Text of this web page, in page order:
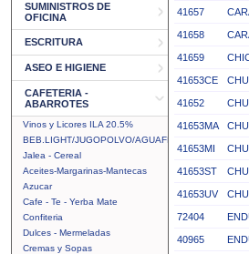
SUMINISTROS DE
OFICINA
ESCRITURA
ASEO E HIGIENE
CAFETERIA -
ABARROTES
Vinos y Licores ILA 20.5%
BEB.LIGHT/JUGOPOLVO/AGUAFRUTAL
Jalea - Cereal
Aceites-Margarinas-Mantecas
Azucar
Cafe - Te - Yerba Mate
Confiteria
Dulces - Mermeladas
Cremas y Sopas
41657
41658
41659
41653CE
41652
41653MA
41653MI
41653ST
41653UV
72404
40965